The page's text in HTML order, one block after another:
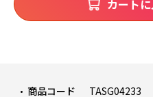
商品コード
TASG04233
カート